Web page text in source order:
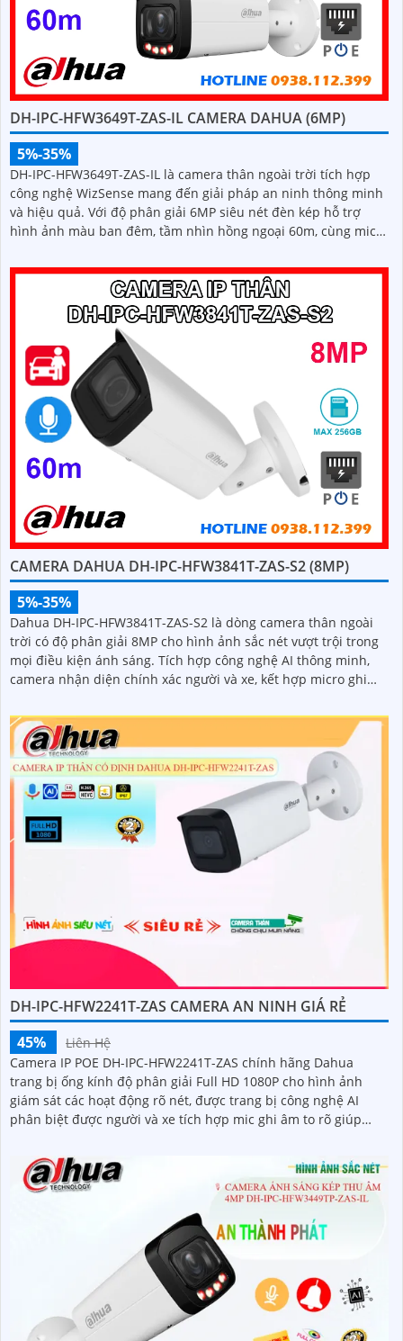
DH-IPC-HFW3649T-ZAS-IL CAMERA DAHUA (6MP)
5%-35%
DH-IPC-HFW3649T-ZAS-IL là camera thân ngoài trời tích hợp
công nghệ WizSense mang đến giải pháp an ninh thông minh
và hiệu quả. Với độ phân giải 6MP siêu nét đèn kép hỗ trợ
hình ảnh màu ban đêm, tầm nhìn hồng ngoại 60m, cùng micro
đảm bảo giám sát chuẩn xác 24/7 hỗ trợ POE, khe thẻ nhớ lên
đến 512GB và chuẩn chống nước IP67
CAMERA DAHUA DH-IPC-HFW3841T-ZAS-S2 (8MP)
5%-35%
Dahua DH-IPC-HFW3841T-ZAS-S2 là dòng camera thân ngoài
trời có độ phân giải 8MP cho hình ảnh sắc nét vượt trội trong
mọi điều kiện ánh sáng. Tích hợp công nghệ AI thông minh,
camera nhận diện chính xác người và xe, kết hợp micro ghi
mang đến giải pháp giám sát toàn diện và hiệu quả
DH-IPC-HFW2241T-ZAS CAMERA AN NINH GIÁ RẺ
45%
Liên Hệ
Camera IP POE DH-IPC-HFW2241T-ZAS chính hãng Dahua
trang bị ống kính độ phân giải Full HD 1080P cho hình ảnh
giám sát các hoạt động rõ nét, được trang bị công nghệ AI
phân biệt được người và xe tích hợp mic ghi âm to rõ giúp